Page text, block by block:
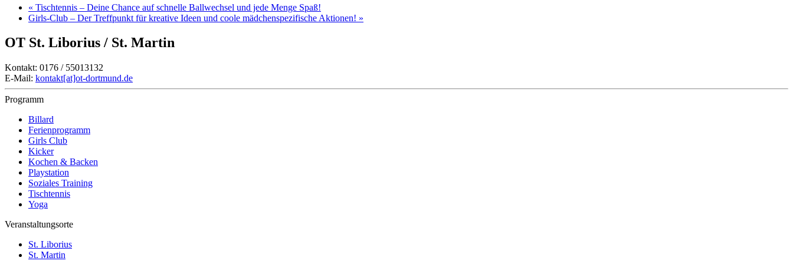
« Tischtennis – Deine Chance auf schnelle Ballwechsel und jede Menge Spaß!
Girls-Club – Der Treffpunkt für kreative Ideen und coole mädchenspezifische Aktionen! »
OT St. Liborius / St. Martin
Kontakt: 0176 / 55013132
E-Mail: kontakt[at]ot-dortmund.de
Programm
Billard
Ferienprogramm
Girls Club
Kicker
Kochen & Backen
Playstation
Soziales Training
Tischtennis
Yoga
Veranstaltungsorte
St. Liborius
St. Martin